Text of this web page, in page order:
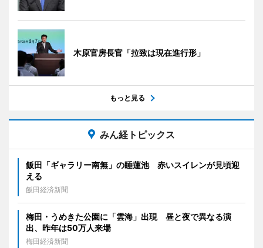
木原官房長官「拉致は現在進行形」
もっと見る
みん経トピックス
飯田「ギャラリー南無」の睡蓮池 赤いスイレンが見頃迎
える
飯田経済新聞
梅田・うめきた公園に「雲海」出現 昼と夜で異なる演
出、昨年は50万人来場
梅田経済新聞